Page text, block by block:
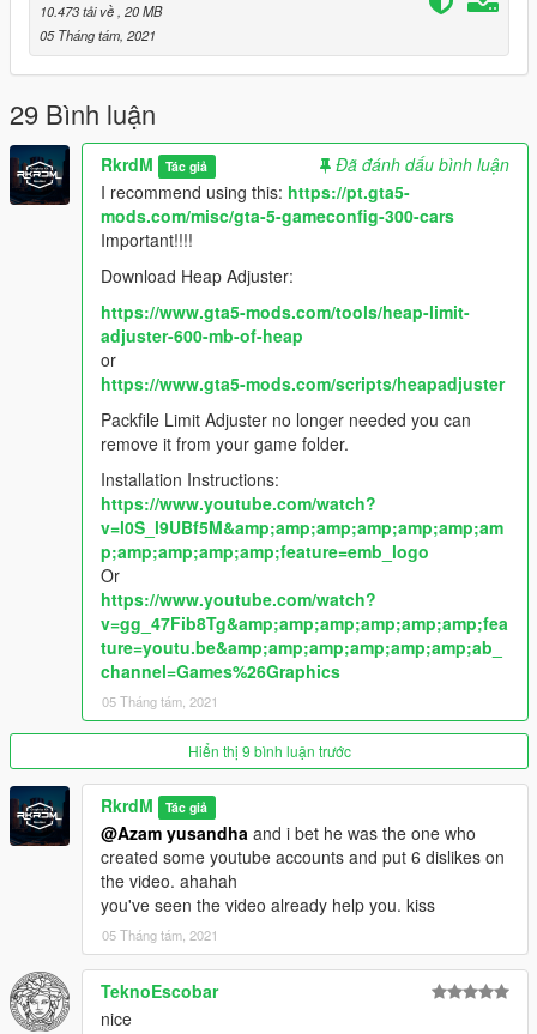
10.473 tải về , 20 MB
05 Tháng tám, 2021
29 Bình luận
RkrdM Tác giả
Đã đánh dấu bình luận
I recommend using this: https://pt.gta5-
mods.com/misc/gta-5-gameconfig-300-cars
Important!!!!
Download Heap Adjuster:
https://www.gta5-mods.com/tools/heap-limit-
adjuster-600-mb-of-heap
or
https://www.gta5-mods.com/scripts/heapadjuster
Packfile Limit Adjuster no longer needed you can
remove it from your game folder.
Installation Instructions:
https://www.youtube.com/watch?
v=l0S_l9UBf5M&amp;amp;amp;amp;amp;amp;am
p;amp;amp;amp;amp;feature=emb_logo
Or
https://www.youtube.com/watch?
v=gg_47Fib8Tg&amp;amp;amp;amp;amp;amp;fea
ture=youtu.be&amp;amp;amp;amp;amp;amp;ab_
channel=Games%26Graphics
05 Tháng tám, 2021
Hiển thị 9 bình luận trước
RkrdM Tác giả
@Azam yusandha and i bet he was the one who
created some youtube accounts and put 6 dislikes on
the video. ahahah
you've seen the video already help you. kiss
05 Tháng tám, 2021
TeknoEscobar
nice